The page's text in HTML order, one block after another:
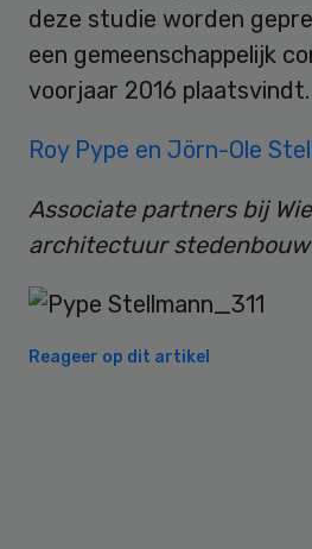
deze studie worden
een gemeenschappelijk
voorjaar 2016 plaatsvindt.
Roy Pype en Jörn-Ole
Associate partners bij
architectuur stedenbouw
Reageer op dit artikel